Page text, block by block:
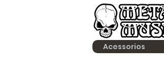
Acessorios